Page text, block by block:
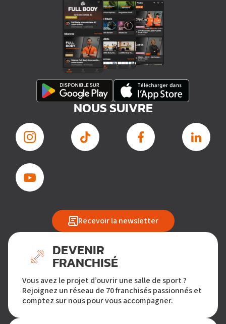
NOUS SUIVRE
Recevoir la newsletter
DEVENIR
FRANCHISÉ
Vous avez le projet d’ouvrir une salle de sport ?
Rejoignez un réseau de 70 franchisés passionnés et
comptez sur nous pour vous accompagner.